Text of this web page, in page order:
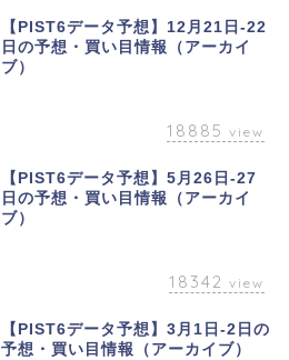
【PIST6データ予想】12月21日-22
日の予想・買い目情報（アーカイ
ブ）
18885 view
【PIST6データ予想】5月26日-27
日の予想・買い目情報（アーカイ
ブ）
18342 view
【PIST6データ予想】3月1日-2日の
予想・買い目情報（アーカイブ）